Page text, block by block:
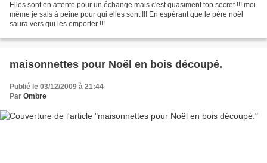
Elles sont en attente pour un échange mais c'est quasiment top secret !!! moi
même je sais à peine pour qui elles sont !!! En espèrant que le père noël
saura vers qui les emporter !!!
maisonnettes pour Noël en bois découpé.
Publié le 03/12/2009 à 21:44
Par Ombre